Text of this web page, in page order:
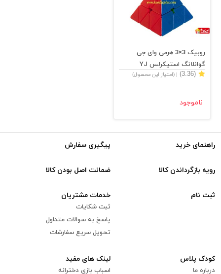
روبیک 3×3 هرمی وای جی
گوانلانگ استیکرلس YJ
Guanlong Pyramid Rubic
(3.36) | (امتیاز این محصول)
ناموجود
راهنمای خرید پیگیری سفارش
رویه بازگرداندن کالا ضمانت اصل بودن کالا
ثبت نام خدمات مشتریان
ثبت شکایات
پاسخ به سوالات متداول
تحویل سریع سفارشات
کودک پلاس
درباره ما
لینک های مفید
اسباب بازی دخترانه